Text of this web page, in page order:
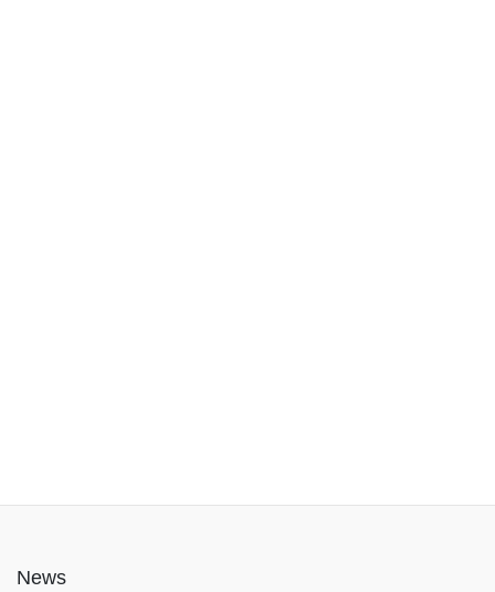
News